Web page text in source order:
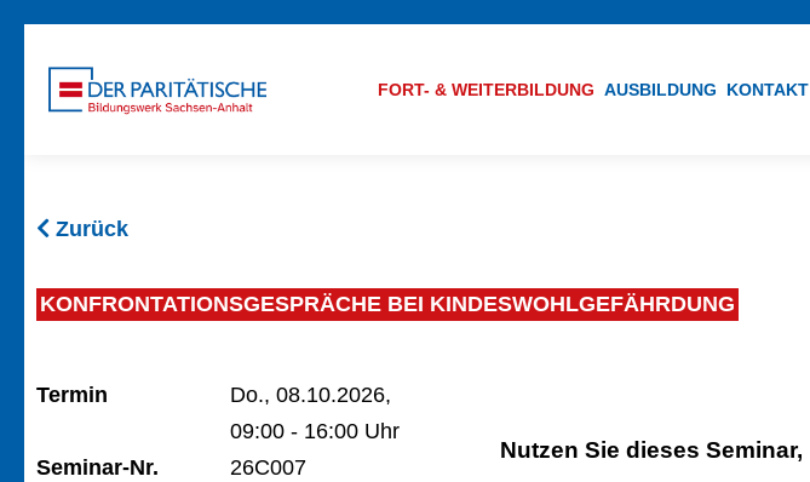
FORT- & WEITERBILDUNG AUSBILDUNG KONTAKT
Zurück
KONFRONTATIONSGESPRÄCHE BEI KINDESWOHLGEFÄHRDUNG
Termin
Do., 08.10.2026,
09:00 - 16:00 Uhr
Seminar-Nr.
26C007
Nutzen Sie dieses